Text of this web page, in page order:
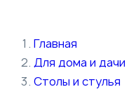
Главная
Для дома и дачи
Столы и стулья